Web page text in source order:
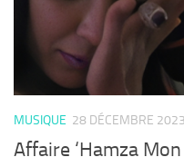
MUSIQUE 28 DÉCEMBRE 2023
Affaire ‘Hamza